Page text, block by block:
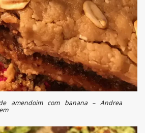
amendoim com banana – Andrea